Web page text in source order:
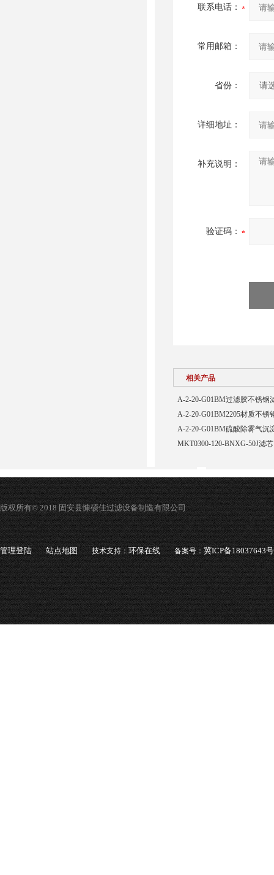
联系电话：
常用邮箱：
省份：
详细地址：
补充说明：
验证码：
相关产品
A-2-20-G01BM过滤胶不锈钢
A-2-20-G01BM2205材质不锈
A-2-20-G01BM硫酸除雾气沉
MKT0300-120-BNXG-50J滤芯
版权所有© 2018 固安县慷硕佳过滤设备制造有限公司
管理登陆 站点地图 技术支持：环保在线 备案号：冀ICP备18037643